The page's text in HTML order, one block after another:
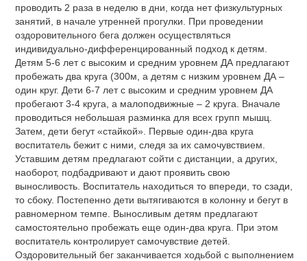
проводить 2 раза в неделю в дни, когда нет физкультурных
занятий, в начале утренней прогулки. При проведении
оздоровительного бега должен осуществляться
индивидуально-дифференцированный подход к детям.
Детям 5-6 лет с высоким и средним уровнем ДА предлагают
пробежать два круга (300м, а детям с низким уровнем ДА –
один круг. Дети 6-7 лет с высоким и средним уровнем ДА
пробегают 3-4 круга, а малоподвижные – 2 круга. Вначале
проводиться небольшая разминка для всех групп мышц.
Затем, дети бегут «стайкой». Первые один-два круга
воспитатель бежит с ними, следя за их самочувствием.
Уставшим детям предлагают сойти с дистанции, а других,
наоборот, подбадривают и дают проявить свою
выносливость. Воспитатель находиться то впереди, то сзади,
то сбоку. Постепенно дети вытягиваются в колонну и бегут в
равномерном темпе. Выносливым детям предлагают
самостоятельно пробежать еще один-два круга. При этом
воспитатель контролирует самочувствие детей.
Оздоровительный бег заканчивается ходьбой с выполнением